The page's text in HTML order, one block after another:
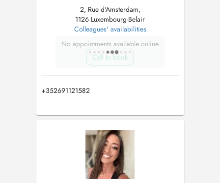
2, Rue d'Amsterdam,
1126 Luxembourg-Belair
Colleagues' availabilities
No appointments available online
Call to book
+352691121582